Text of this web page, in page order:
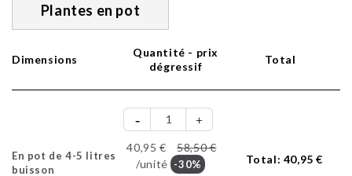
Plantes en pot
Dimensions
Quantité - prix
dégressif
Total
En pot de 4-5 litres
buisson
40,95 €
58,50 €
/unité -30% Total: 40,95 €